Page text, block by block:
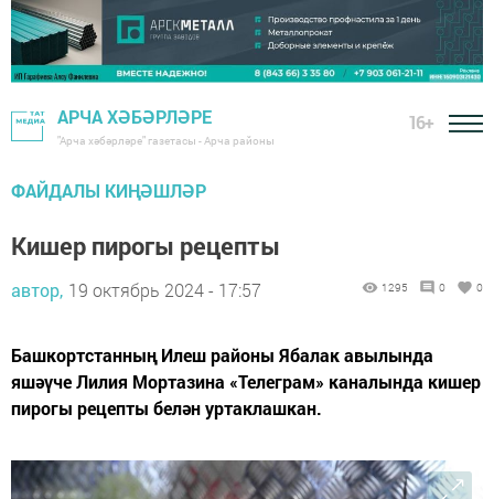
АРЧА ХӘБӘРЛӘРЕ
"Арча хәбәрләре" газетасы - Арча районы
16+
ФАЙДАЛЫ КИҢӘШЛӘР
Кишер пирогы рецепты
автор, 19 октябрь 2024 - 17:57 1295 0 0
Башкортстанның Илеш районы Ябалак авылында
яшәүче Лилия Мортазина «Телеграм» каналында кишер
пирогы рецепты белән уртаклашкан.